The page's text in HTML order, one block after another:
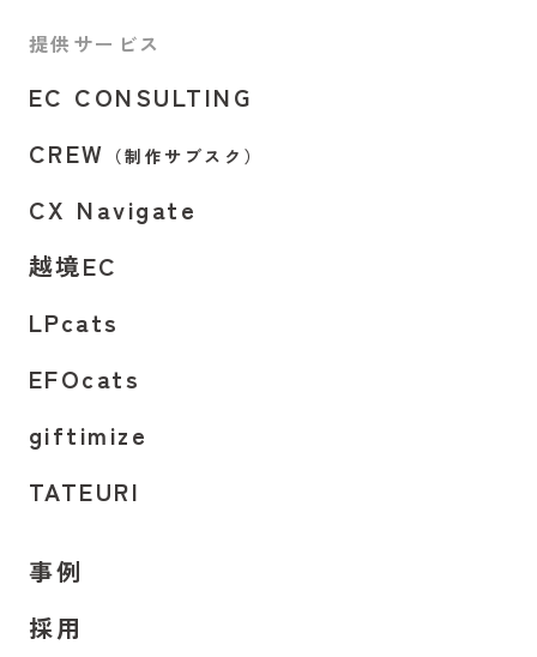
提供サービス
EC CONSULTING
CREW （制作サブスク）
CX Navigate
越境EC
LPcats
EFOcats
giftimize
TATEURI
事例
採用